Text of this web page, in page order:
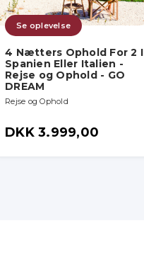
Se oplevelse
4 Nætters Ophold For 2 I
Spanien Eller Italien -
Rejse og Ophold - GO
DREAM
Rejse og Ophold
DKK 3.999,00